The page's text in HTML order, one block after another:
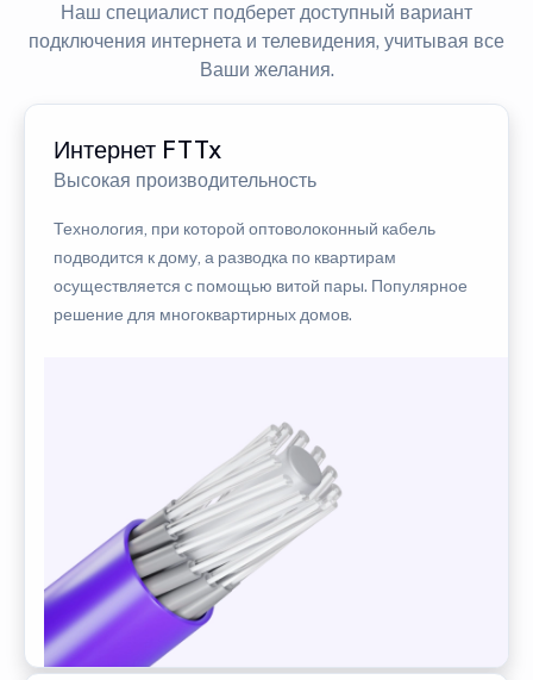
Наш специалист подберет доступный вариант
подключения интернета и телевидения, учитывая все
Ваши желания.
Интернет FTTx
Высокая производительность
Технология, при которой оптоволоконный кабель
подводится к дому, а разводка по квартирам
осуществляется с помощью витой пары. Популярное
решение для многоквартирных домов.